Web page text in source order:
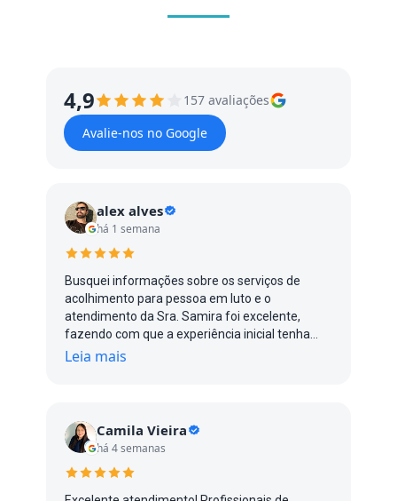
4,9
157 avaliações
Avalie-nos no Google
alex alves
há 1 semana
Busquei informações sobre os serviços de
acolhimento para pessoa em luto e o
atendimento da Sra. Samira foi excelente,
fazendo com que a experiência inicial tenha
sido gratificante.
Leia mais
Camila Vieira
há 4 semanas